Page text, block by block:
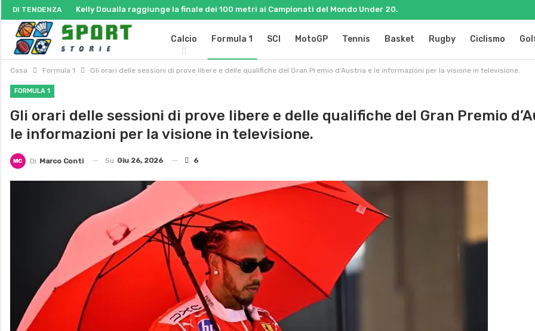
DI TENDENZA Kelly Doualla raggiunge la finale dei 100 metri ai Campionati del Mondo Under 20.
Calcio Formula 1 SCI MotoGP Tennis Basket Rugby Ciclismo
Casa Formula 1 Gli orari delle sessioni di prove libere e delle qualifiche del Gran Premio d’Austria e le informazioni per la visione in televisione.
FORMULA 1
Gli orari delle sessioni di prove libere e delle qualifiche del Gran Premio
le informazioni per la visione in televisione.
Di Marco Conti Su Giu 26, 2026 6